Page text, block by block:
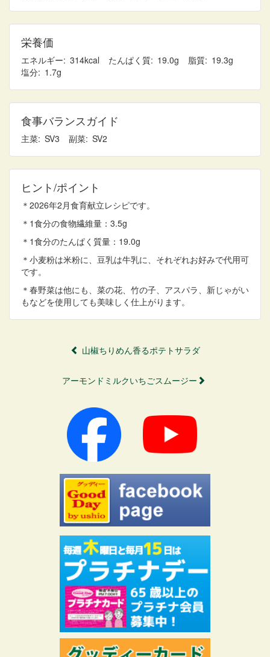
栄養価
エネルギー 314 たんぱく質 19.0 脂質 19.3
塩分 1.7
食事バランスガイド
主菜 3 副菜 2
ヒント/ポイント
＊2026年2月食育献立レシピです。
＊1食分の食物繊維量：3.5g
＊1食分のたんぱく質量：19.0g
＊小麦粉は米粉に、豆乳は牛乳に、それぞれお好みで代用可
です。
＊春野菜は他にも、菜の花、竹の子、アスパラ、新じゃがい
もなどを使用しても美味しく仕上がります。
山椒ちりめん香るポテトサラダ
アーモンドミルクいちごスムージー